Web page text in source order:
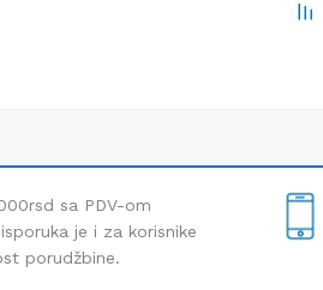
sa PDV-om
je i za korisnike
porudžbine.